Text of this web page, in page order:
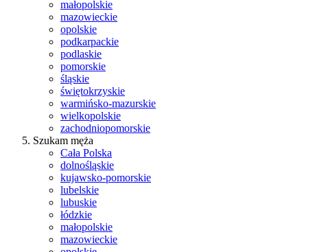
małopolskie
mazowieckie
opolskie
podkarpackie
podlaskie
pomorskie
śląskie
świętokrzyskie
warmińsko-mazurskie
wielkopolskie
zachodniopomorskie
Szukam męża
Cała Polska
dolnośląskie
kujawsko-pomorskie
lubelskie
lubuskie
łódzkie
małopolskie
mazowieckie